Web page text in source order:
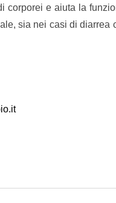
corporei e aiuta la
sia nei casi di diarrea